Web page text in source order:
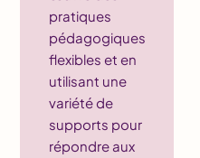
pratiques
pédagogiques
flexibles et en
utilisant une
variété de
supports pour
répondre aux